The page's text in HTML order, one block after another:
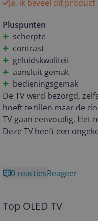
De Sony Bravia XR is
Met de Google TV (met
Sony) en de Apple
die je nodig hebt. Je kan
interesse en wensen
voorgeïnstalleerd en
afstandbediening).
De afstandsbediening is
overzichtelijk menu!
De TV werd bezorgd,
hoeft te tillen maar de
TV gaan eenvoudig. Het
Deze TV heeft een
testen. Ook de
al is dat misschien niet
beeld (uitzending).
Zonder verder er iets
Pluspunten
scherpte
contrast
geluidskwaliteit
aansluit gemak
bedieningsgemak
Ja, ik beveel dit product
0 reactiesReageer
Top OLED TV